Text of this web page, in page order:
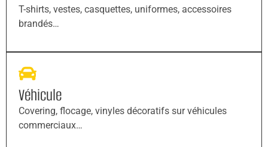
T-shirts, vestes, casquettes, uniformes, accessoires
brandés…
Véhicule
Covering, flocage, vinyles décoratifs sur véhicules
commerciaux…